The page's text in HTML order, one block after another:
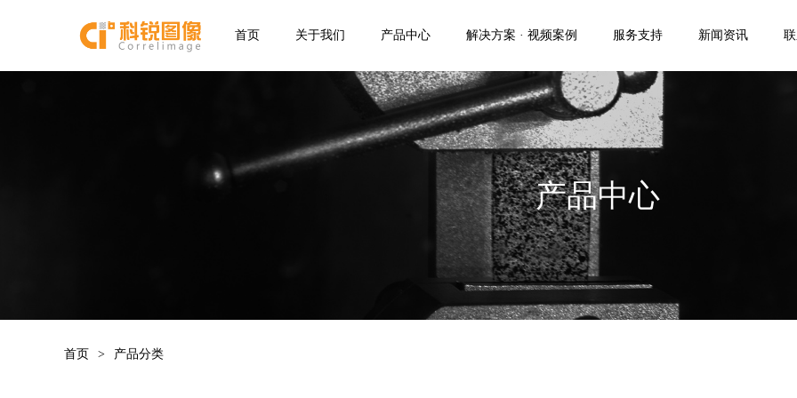
首页 关于我们 产品中心 解决方案 · 视频案例 服务支持 新闻资讯
产品中心
首页 > 产品分类